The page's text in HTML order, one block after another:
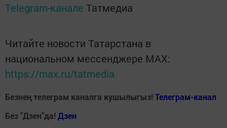
Telegram-канале Татмедиа
Читайте новости Татарстана в
национальном мессенджере MАХ:
https://max.ru/tatmedia
Безнең телеграм каналга кушылыгыз! Телеграм-канал
Без "Дзен"да! Дзен